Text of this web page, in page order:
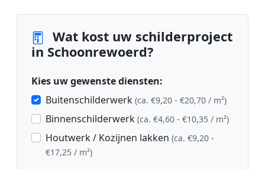
Wat kost uw schilderproject
in Schoonrewoerd?
Kies uw gewenste diensten:
Buitenschilderwerk (ca. €9,20 - €20,70 / m²)
Binnenschilderwerk (ca. €4,60 - €10,35 / m²)
Houtwerk / Kozijnen lakken (ca. €9,20 -
€17,25 / m²)